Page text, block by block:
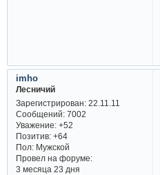
imho
Лесничий
Зарегистрирован: 22.11.11
Сообщений:7002
Уважение: +52
Позитив: +64
Пол:Мужской
Провел на форуме:
3 месяца 23 дня